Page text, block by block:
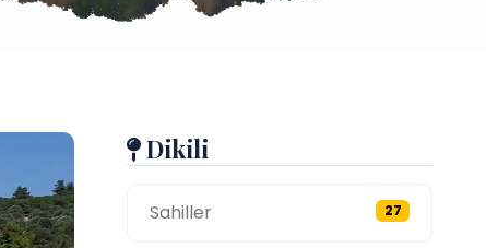
Dikili
Sahiller 27